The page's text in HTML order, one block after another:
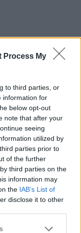
Process My
to third parties, or
information for
below opt-out
note that after your
seeing
utilized by
parties prior to
of the further
third parties on the
information may
the IAB’s List of
disclose it to other
or more Google
Επόμενη